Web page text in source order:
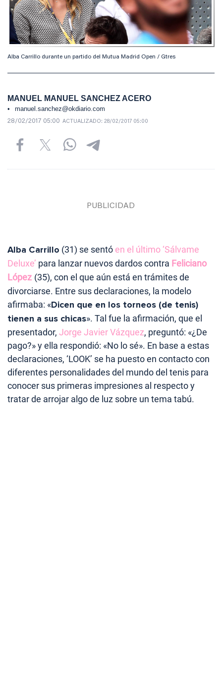
Alba Carrillo durante un partido del Mutua Madrid Open / Gtres
MANUEL MANUEL SANCHEZ ACERO
manuel.sanchez@okdiario.com
28/02/2017 05:00 ACTUALIZADO: 28/02/2017 05:00
Alba Carrillo (31) se sentó en el último ‘Sálvame
Deluxe’ para lanzar nuevos dardos contra Feliciano
López (35), con el que aún está en trámites de
divorciarse. Entre sus declaraciones, la modelo
afirmaba: «Dicen que en los torneos (de tenis)
tienen a sus chicas». Tal fue la afirmación, que el
presentador, Jorge Javier Vázquez, preguntó: «¿De
pago?» y ella respondió: «No lo sé». En base a estas
declaraciones, ‘LOOK’ se ha puesto en contacto con
diferentes personalidades del mundo del tenis para
conocer sus primeras impresiones al respecto y
tratar de arrojar algo de luz sobre un tema tabú.